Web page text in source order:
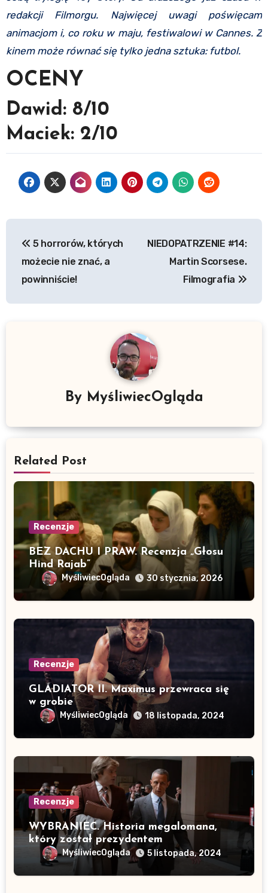
redakcji Filmorgu. Najwięcej uwagi poświęcam
animacjom i, co roku w maju, festiwalowi w Cannes. Z
kinem może równać się tylko jedna sztuka: futbol.
OCENY
Dawid: 8/10
Maciek: 2/10
wpisu
5 horrorów, których
możecie nie znać, a
powinniście!
NIEDOPATRZENIE #14:
Martin Scorsese.
Filmografia
By MyśliwiecOgląda
Related Post
Recenzje
BEZ DACHU I PRAW. Recenzja „Głosu
Hind Rajab”
MyśliwiecOgląda 30 stycznia, 2026
Recenzje
GLADIATOR II. Maximus przewraca się
w grobie
MyśliwiecOgląda 18 listopada, 2024
Recenzje
WYBRANIEC. Historia megalomana,
który został prezydentem
MyśliwiecOgląda 5 listopada, 2024